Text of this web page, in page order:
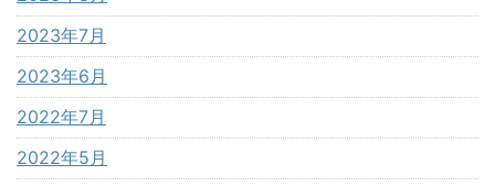
2023年7月
2023年6月
2022年7月
2022年5月